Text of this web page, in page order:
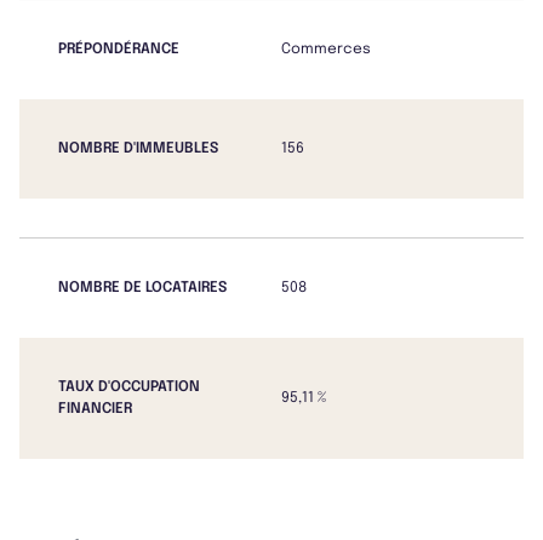
PRÉPONDÉRANCE Commerces
NOMBRE D'IMMEUBLES 156
NOMBRE DE LOCATAIRES 508
TAUX D'OCCUPATION
FINANCIER
95,11 %